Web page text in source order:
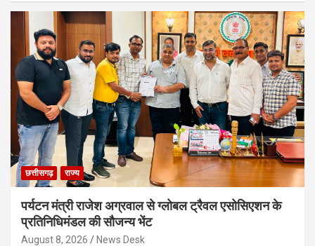
छत्तीसगढ़ राज्य
पर्यटन मंत्री राजेश अग्रवाल से ग्लोबल ट्रैवल एसोसिएशन के
प्रतिनिधिमंडल की सौजन्य भेंट
August 8, 2026 News Desk